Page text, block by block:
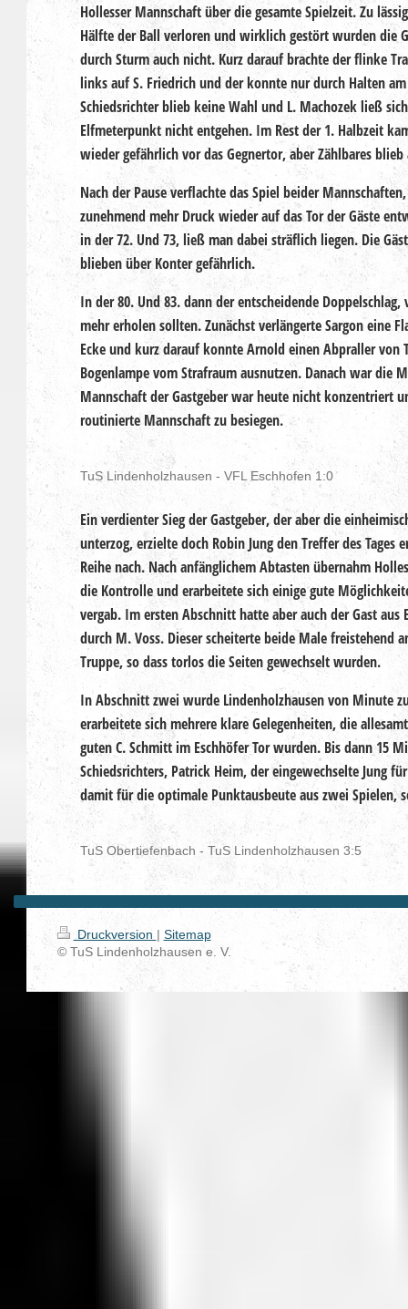
Hollesser Mannschaft über die gesamte Spielzeit. Zu
Hälfte der Ball verloren und wirklich gestört wurden die
durch Sturm auch nicht. Kurz darauf brachte der flinke
links auf S. Friedrich und der konnte nur durch Halten
Schiedsrichter blieb keine Wahl und L. Machozek ließ
Elfmeterpunkt nicht entgehen. Im Rest der 1. Halbzeit
wieder gefährlich vor das Gegnertor, aber Zählbares blieb
Nach der Pause verflachte das Spiel beider
zunehmend mehr Druck wieder auf das Tor der Gäste
in der 72. Und 73, ließ man dabei sträflich liegen. Die
blieben über Konter gefährlich.
In der 80. Und 83. dann der entscheidende
mehr erholen sollten. Zunächst verlängerte Sargon eine
Ecke und kurz darauf konnte Arnold einen Abpraller von
Bogenlampe vom Strafraum ausnutzen. Danach war die
Mannschaft der Gastgeber war heute nicht konzentriert
routinierte Mannschaft zu besiegen.
TuS Lindenholzhausen - VFL Eschhofen 1:0
Ein verdienter Sieg der Gastgeber, der aber die
unterzog, erzielte doch Robin Jung den Treffer des Tages
Reihe nach. Nach anfänglichem Abtasten übernahm
die Kontrolle und erarbeitete sich einige gute
vergab. Im ersten Abschnitt hatte aber auch der Gast
durch M. Voss. Dieser scheiterte beide Male freistehend
Truppe, so dass torlos die Seiten gewechselt wurden.
In Abschnitt zwei wurde Lindenholzhausen von Minute
erarbeitete sich mehrere klare Gelegenheiten, die
guten C. Schmitt im Eschhöfer Tor wurden. Bis dann 15
Schiedsrichters, Patrick Heim, der eingewechselte Jung
damit für die optimale Punktausbeute aus zwei Spielen,
TuS Obertiefenbach - TuS Lindenholzhausen 3:5
Druckversion | Sitemap
© TuS Lindenholzhausen e. V.